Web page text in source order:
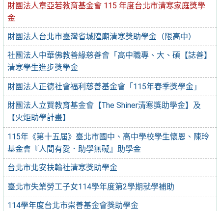
財團法人章亞若教育基金會 115 年度台北市清寒家庭獎學
金
財團法人台北市臺灣省城隍廟清寒獎助學金（限高中）
社團法人中華佛教善緣慈善會「高中職專、大、碩【誌善】
清寒學生進步獎學金
財團法人正德社會福利慈善基金會「115年春季獎學金」
財團法人立賢教育基金會【The Shiner清寒獎助學金】及
【火炬助學計畫】
115年《第十五屆》臺北市國中、高中學校學生懷恩、陳玲
基金會『人間有愛．助學無礙』助學金
台北市北安扶輪社清寒獎助學金
臺北市失業勞工子女114學年度第2學期就學補助
114學年度台北市崇善基金會獎助學金